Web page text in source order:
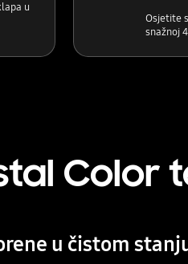
u
Osjetite
snažnoj
Color
u čistom